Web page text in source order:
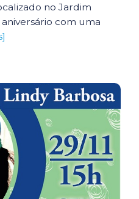
no Jardim
com uma